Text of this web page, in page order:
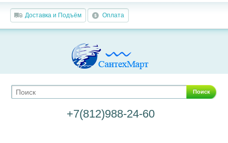
Доставка и Подъём Оплата
Поиск
+7(812)988-24-60